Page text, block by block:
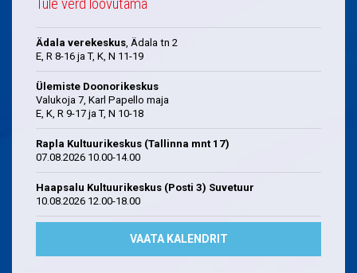
Tule verd loovutama
Ädala verekeskus, Ädala tn 2
E, R 8-16 ja T, K, N 11-19
Ülemiste Doonorikeskus
Valukoja 7, Karl Papello maja
E, K, R 9-17 ja T, N 10-18
Rapla Kultuurikeskus (Tallinna mnt 17)
07.08.2026 10.00-14.00
Haapsalu Kultuurikeskus (Posti 3) Suvetuur
10.08.2026 12.00-18.00
VAATA KALENDRIT